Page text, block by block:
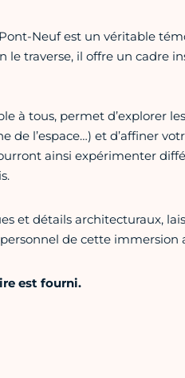
Neuf est un véritable
le traverse, il offre un cadre
à tous, permet d’explorer
de l’espace…) et d’affiner
ainsi expérimenter
et détails architecturaux,
de cette immersion
est fourni.